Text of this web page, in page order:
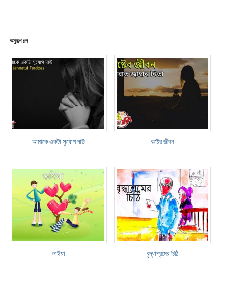
অনুরূপ গল্প
আমাকে একটা সুযোগ দাউ কষ্টের জীবন
ভাইয়া বৃদ্ধাশ্রমের চিঠি